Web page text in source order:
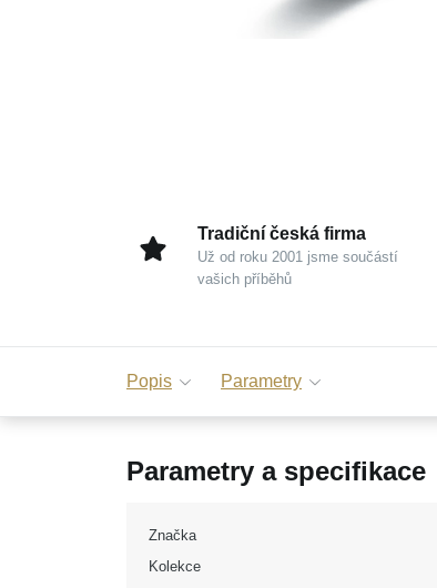
Tradiční česká firma
Už od roku 2001 jsme součástí
vašich příběhů
Popis Parametry
Parametry a specifikace
Značka
Kolekce